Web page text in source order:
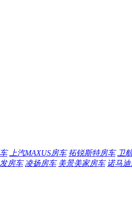
上汽MAXUS房车 拓锐斯特房车 卫
房车 凌扬房车 美景美家房车 诺马